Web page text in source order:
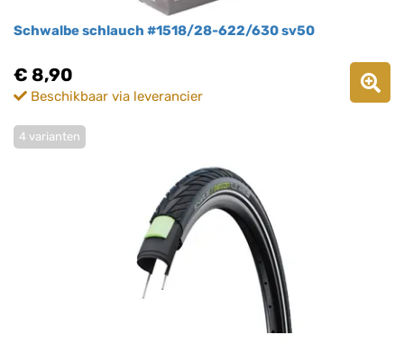
Schwalbe schlauch #1518/28-622/630 sv50
€ 8,90
Beschikbaar via leverancier
4 varianten